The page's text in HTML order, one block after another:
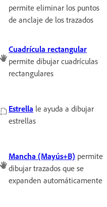
permite eliminar los puntos
de anclaje de los trazados
Cuadrícula rectangular
permite dibujar cuadrículas
rectangulares
Estrella le ayuda a dibujar
estrellas
Mancha (Mayús+B) permite
dibujar trazados que se
expanden automáticamente